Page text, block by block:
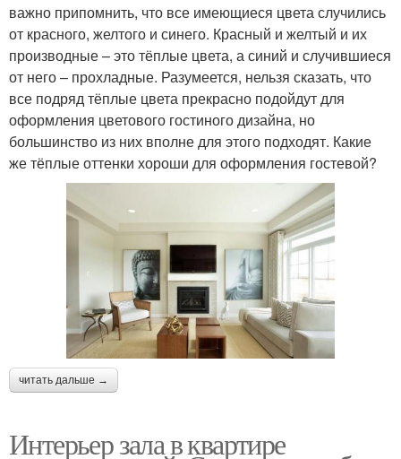
важно припомнить, что все имеющиеся цвета случились
от красного, желтого и синего. Красный и желтый и их
производные – это тёплые цвета, а синий и случившиеся
от него – прохладные. Разумеется, нельзя сказать, что
все подряд тёплые цвета прекрасно подойдут для
оформления цветового гостиного дизайна, но
большинство из них вполне для этого подходят. Какие
же тёплые оттенки хороши для оформления гостевой?
читать дальше →
Интерьер зала в квартире